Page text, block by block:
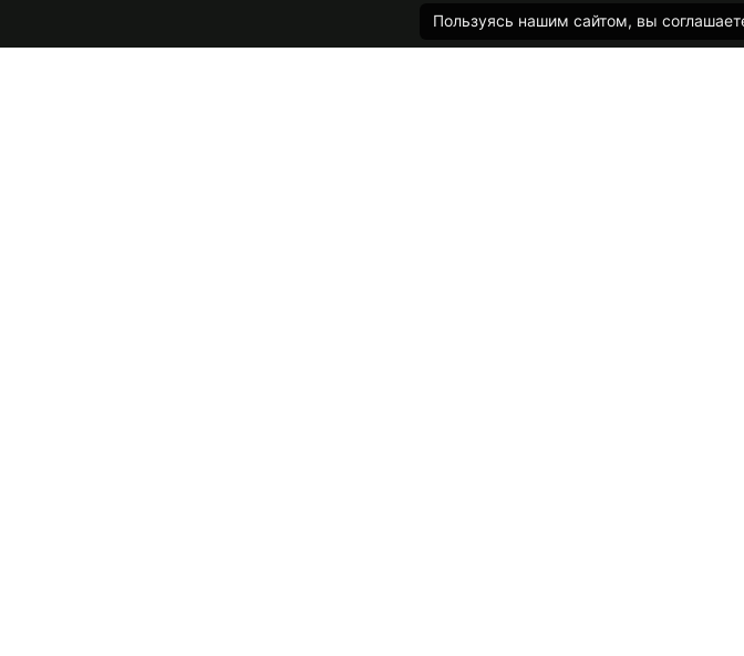
Пользуясь нашим сайтом, вы